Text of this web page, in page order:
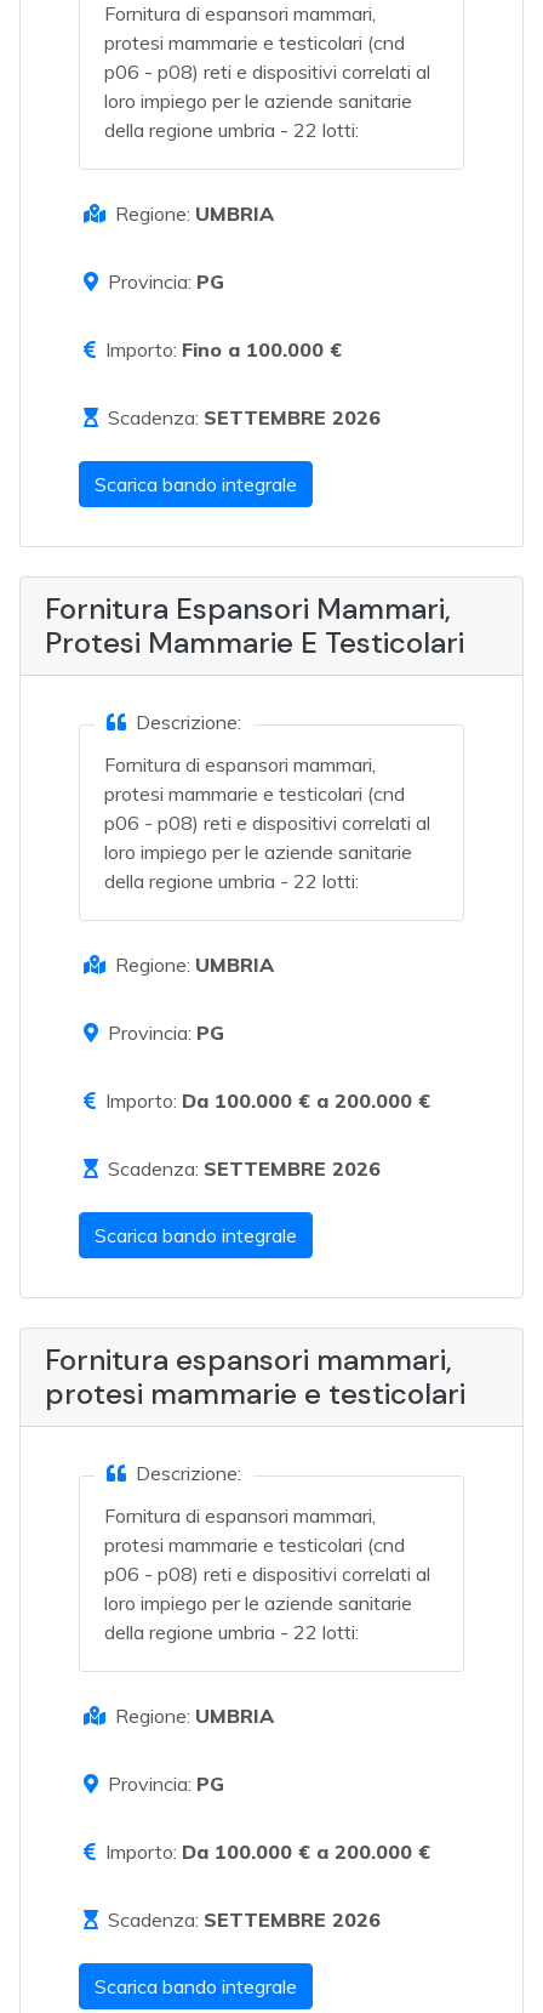
Fornitura di espansori mammari,
protesi mammarie e testicolari (cnd
p06 - p08) reti e dispositivi correlati al
loro impiego per le aziende sanitarie
della regione umbria - 22 lotti:
Regione: UMBRIA
Provincia: PG
Importo: Fino a 100.000 €
Scadenza: SETTEMBRE 2026
Scarica bando integrale
Fornitura Espansori Mammari,
Protesi Mammarie E Testicolari
Descrizione:
Fornitura di espansori mammari,
protesi mammarie e testicolari (cnd
p06 - p08) reti e dispositivi correlati al
loro impiego per le aziende sanitarie
della regione umbria - 22 lotti:
Regione: UMBRIA
Provincia: PG
Importo: Da 100.000 € a 200.000 €
Scadenza: SETTEMBRE 2026
Scarica bando integrale
Fornitura espansori mammari,
protesi mammarie e testicolari
Descrizione:
Fornitura di espansori mammari,
protesi mammarie e testicolari (cnd
p06 - p08) reti e dispositivi correlati al
loro impiego per le aziende sanitarie
della regione umbria - 22 lotti:
Regione: UMBRIA
Provincia: PG
Importo: Da 100.000 € a 200.000 €
Scadenza: SETTEMBRE 2026
Scarica bando integrale